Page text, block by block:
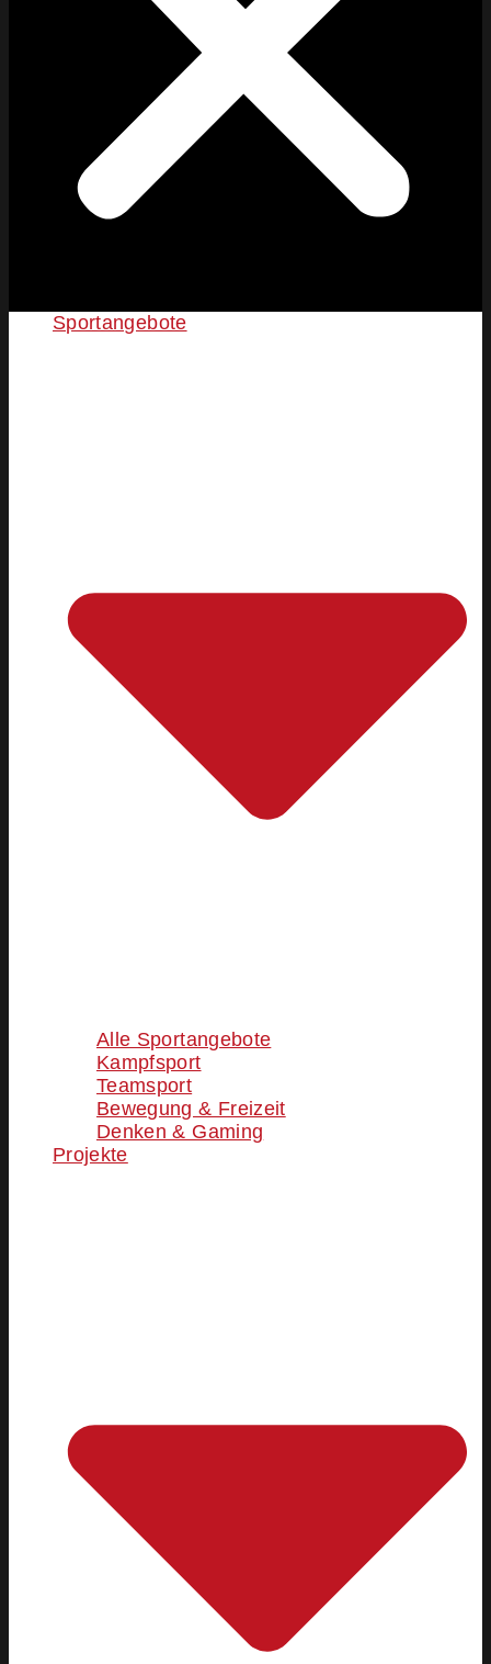
Sportangebote
Alle Sportangebote
Kampfsport
Teamsport
Bewegung & Freizeit
Denken & Gaming
Projekte